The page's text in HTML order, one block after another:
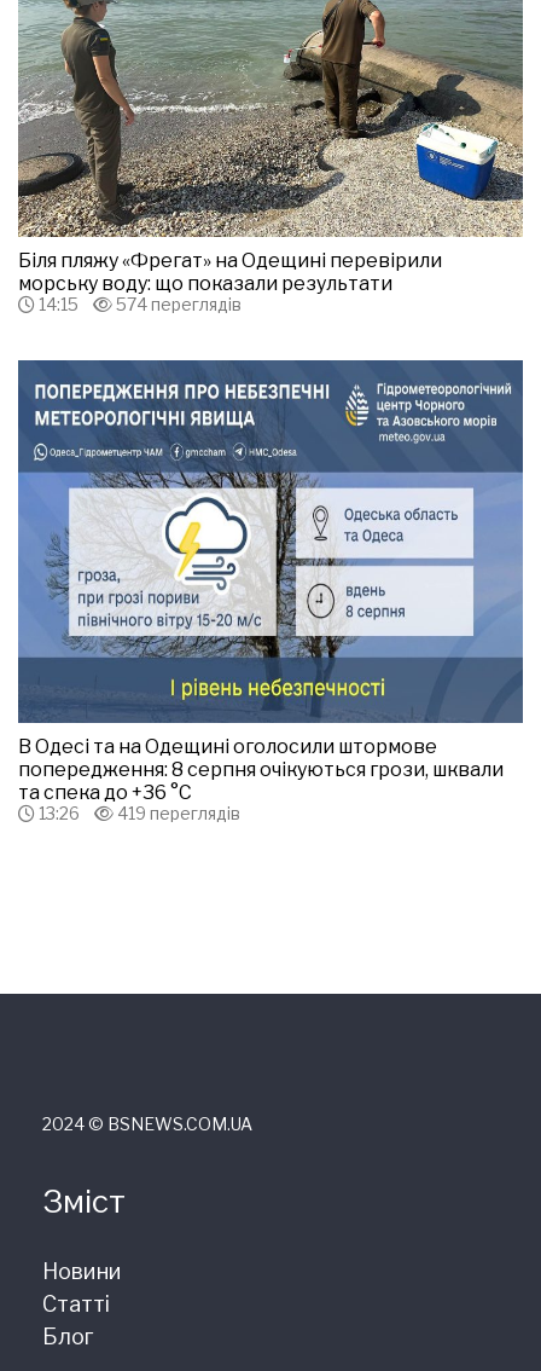
Біля пляжу «Фрегат» на Одещині перевірили
морську воду: що показали результати
14:15 574 переглядів
В Одесі та на Одещині оголосили штормове
попередження: 8 серпня очікуються грози, шквали
та спека до +36 °С
13:26 419 переглядів
2024 © ВSNEWS.COM.UA
Зміст
Новини
Статті
Блог